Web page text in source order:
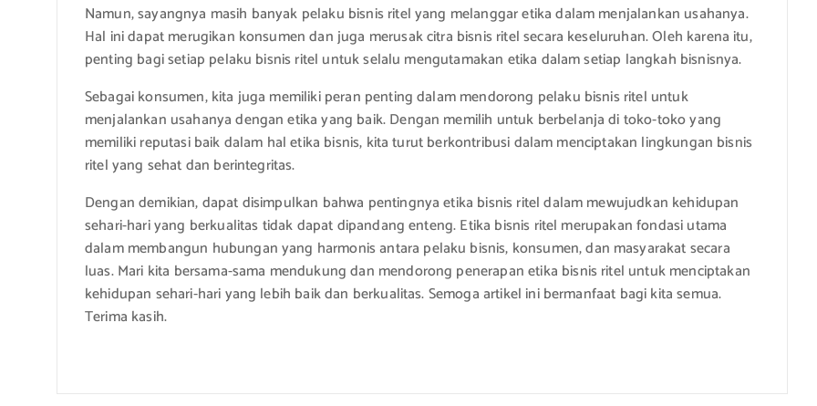
Namun, sayangnya masih banyak pelaku bisnis ritel yang melanggar etika dalam menjalankan usahanya.
Hal ini dapat merugikan konsumen dan juga merusak citra bisnis ritel secara keseluruhan. Oleh karena itu,
penting bagi setiap pelaku bisnis ritel untuk selalu mengutamakan etika dalam setiap langkah bisnisnya.
Sebagai konsumen, kita juga memiliki peran penting dalam mendorong pelaku bisnis ritel untuk
menjalankan usahanya dengan etika yang baik. Dengan memilih untuk berbelanja di toko-toko yang
memiliki reputasi baik dalam hal etika bisnis, kita turut berkontribusi dalam menciptakan lingkungan bisnis
ritel yang sehat dan berintegritas.
Dengan demikian, dapat disimpulkan bahwa pentingnya etika bisnis ritel dalam mewujudkan kehidupan
sehari-hari yang berkualitas tidak dapat dipandang enteng. Etika bisnis ritel merupakan fondasi utama
dalam membangun hubungan yang harmonis antara pelaku bisnis, konsumen, dan masyarakat secara
luas. Mari kita bersama-sama mendukung dan mendorong penerapan etika bisnis ritel untuk menciptakan
kehidupan sehari-hari yang lebih baik dan berkualitas. Semoga artikel ini bermanfaat bagi kita semua.
Terima kasih.